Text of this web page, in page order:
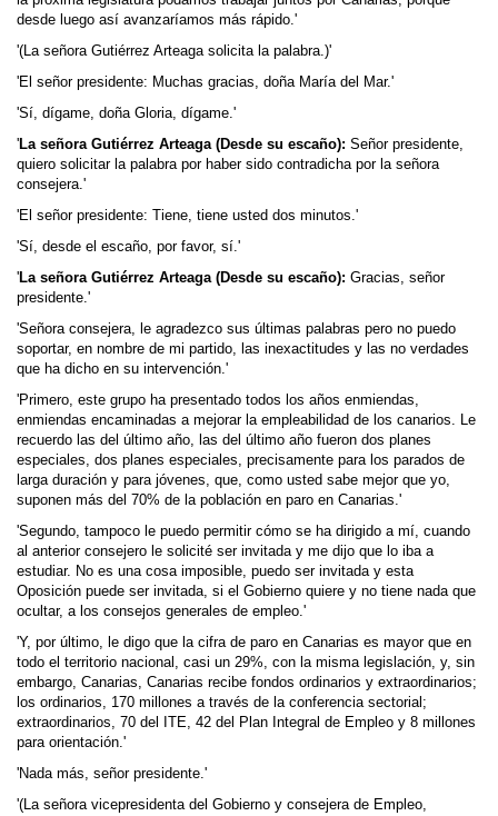
desde luego así avanzaríamos más rápido.'
'(La señora Gutiérrez Arteaga solicita la palabra.)'
'El señor presidente: Muchas gracias, doña María del Mar.'
'Sí, dígame, doña Gloria, dígame.'
'La señora Gutiérrez Arteaga (Desde su escaño): Señor presidente,
quiero solicitar la palabra por haber sido contradicha por la señora
consejera.'
'El señor presidente: Tiene, tiene usted dos minutos.'
'Sí, desde el escaño, por favor, sí.'
'La señora Gutiérrez Arteaga (Desde su escaño): Gracias, señor
presidente.'
'Señora consejera, le agradezco sus últimas palabras pero no puedo
soportar, en nombre de mi partido, las inexactitudes y las no verdades
que ha dicho en su intervención.'
'Primero, este grupo ha presentado todos los años enmiendas,
enmiendas encaminadas a mejorar la empleabilidad de los canarios. Le
recuerdo las del último año, las del último año fueron dos planes
especiales, dos planes especiales, precisamente para los parados de
larga duración y para jóvenes, que, como usted sabe mejor que yo,
suponen más del 70% de la población en paro en Canarias.'
'Segundo, tampoco le puedo permitir cómo se ha dirigido a mí, cuando
al anterior consejero le solicité ser invitada y me dijo que lo iba a
estudiar. No es una cosa imposible, puedo ser invitada y esta
Oposición puede ser invitada, si el Gobierno quiere y no tiene nada que
ocultar, a los consejos generales de empleo.'
'Y, por último, le digo que la cifra de paro en Canarias es mayor que en
todo el territorio nacional, casi un 29%, con la misma legislación, y, sin
embargo, Canarias, Canarias recibe fondos ordinarios y extraordinarios;
los ordinarios, 170 millones a través de la conferencia sectorial;
extraordinarios, 70 del ITE, 42 del Plan Integral de Empleo y 8 millones
para orientación.'
'Nada más, señor presidente.'
'(La señora vicepresidenta del Gobierno y consejera de Empleo,